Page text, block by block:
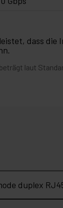
dass
laut
duplex